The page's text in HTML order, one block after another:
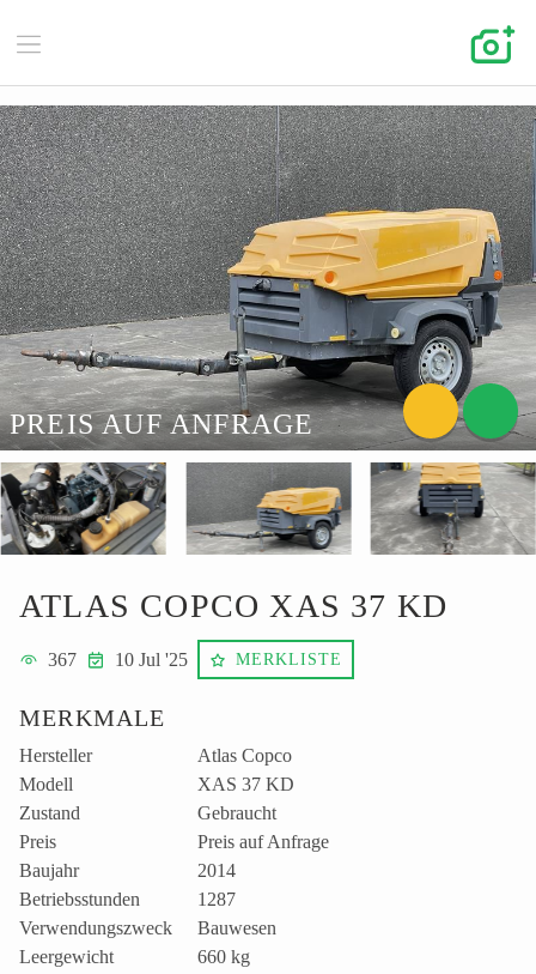
PREIS AUF ANFRAGE
ATLAS COPCO XAS 37 KD
367 10 Jul '25 MERKLISTE
MERKMALE
Hersteller
Atlas Copco
Modell
XAS 37 KD
Zustand
Gebraucht
Preis
Preis auf Anfrage
Baujahr
2014
Betriebsstunden
1287
Verwendungszweck
Bauwesen
Leergewicht
660 kg